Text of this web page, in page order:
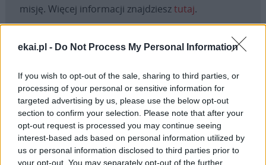
ekai.pl - Do Not Process My Personal Information
If you wish to opt-out of the sale, sharing to third parties, or
processing of your personal or sensitive information for
targeted advertising by us, please use the below opt-out
section to confirm your selection. Please note that after your
opt-out request is processed you may continue seeing
interest-based ads based on personal information utilized by
us or personal information disclosed to third parties prior to
your opt-out. You may separately opt-out of the further
misję. Więcej informacji znajdziesztutaj.
Facebook
TwitterMessengerWhatsApp
EmailCopy
Link
Print
Wersja do druku